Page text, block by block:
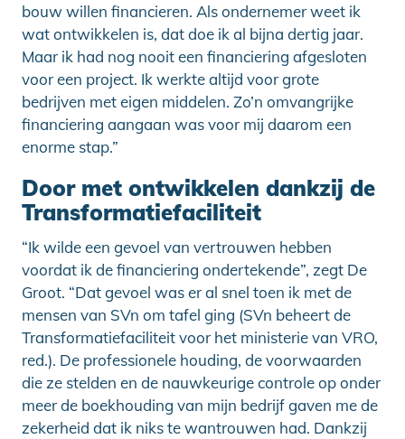
bouw willen financieren. Als ondernemer weet ik
wat ontwikkelen is, dat doe ik al bijna dertig jaar.
Maar ik had nog nooit een financiering afgesloten
voor een project. Ik werkte altijd voor grote
bedrijven met eigen middelen. Zo’n omvangrijke
financiering aangaan was voor mij daarom een
enorme stap.”
Door met ontwikkelen dankzij de
Transformatiefaciliteit
“Ik wilde een gevoel van vertrouwen hebben
voordat ik de financiering ondertekende”, zegt De
Groot. “Dat gevoel was er al snel toen ik met de
mensen van SVn om tafel ging (SVn beheert de
Transformatiefaciliteit voor het ministerie van VRO,
red.). De professionele houding, de voorwaarden
die ze stelden en de nauwkeurige controle op onder
meer de boekhouding van mijn bedrijf gaven me de
zekerheid dat ik niks te wantrouwen had. Dankzij